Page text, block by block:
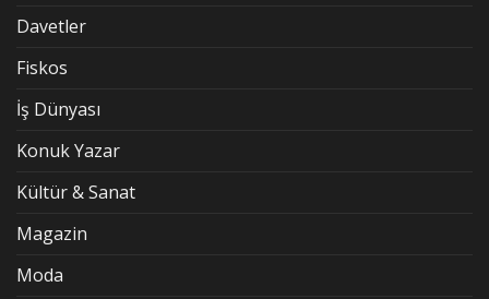
Davetler
Fiskos
İş Dünyası
Konuk Yazar
Kültür & Sanat
Magazin
Moda